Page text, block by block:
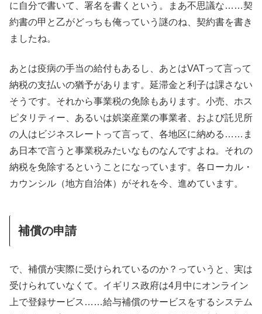
に自分で書いて、署名を書くという。まあ不思議な……契
約書の甲と乙がどっちも俺っていう謎のね、契約書を書き
ましたね。
あとは疫病の手当の給付もあるし、あとはVATって言って
納税の支払いの猶予があります。延滞金と利子は課さない
そうです。それから事業税の免除もあります。小売、ホス
ピタリティー、あるいは娯楽産業の事業者、および託児所
の人はビジネスレートって言って、各地区に納める……ま
あ日本で言うと事業税みたいなものなんですよね。それの
納税を免除するということになっています。各ローカル・
カウンシル（地方自治体）がそれを今、進めています。
補償の申請
で、補償が実際に受けられているのか？っていうと、実は
受けられていなくて。イギリス政府は4月中にオンライン
上で登録サービス……給与補償のサービスをするシステム